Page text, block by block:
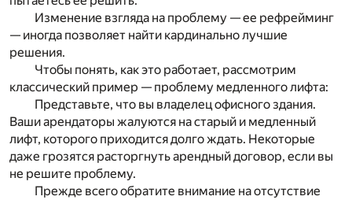
Изменение взгляда на проблему — ее рефрейминг
— иногда позволяет найти кардинально лучшие
решения.
Чтобы понять, как это работает, рассмотрим
классический пример — проблему медленного лифта:
Представьте, что вы владелец офисного здания.
Ваши арендаторы жалуются на старый и медленный
лифт, которого приходится долго ждать. Некоторые
даже грозятся расторгнуть арендный договор, если вы
не решите проблему.
Прежде всего обратите внимание на отсутствие